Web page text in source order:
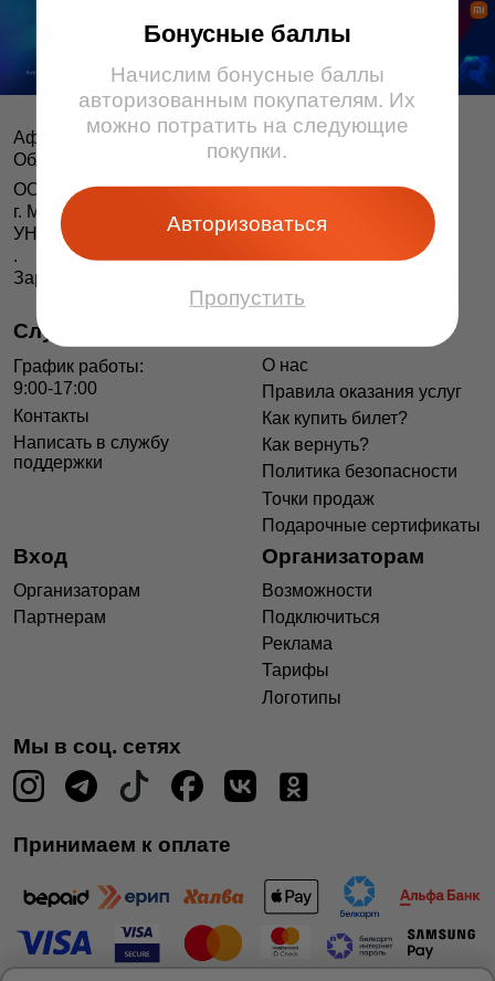
Бонусные баллы
Начислим бонусные баллы
авторизованным покупателям. Их
можно потратить на следующие
покупки.
Авторизоваться
Пропустить
Афіша і білеты BezKassira.by ©
Облачная система продажи билетов, 2013 — 2026
ООО «БЕЗКАССИРА БАЙ» Республика Беларусь
г. Минск, ул. Короля, 9, оф. 1
УНП 193615562
.
Зарегистрирован в Торговом реестре РБ 04.06.2014 г.
Служба поддержки
График работы:
9:00-17:00
Контакты
Написать в службу
поддержки
О нас
Правила оказания услуг
Как купить билет?
Как вернуть?
Политика безопасности
Точки продаж
Подарочные сертификаты
Вход
Организаторам
Партнерам
Организаторам
Возможности
Подключиться
Реклама
Тарифы
Логотипы
Мы в соц. сетях
Принимаем к оплате